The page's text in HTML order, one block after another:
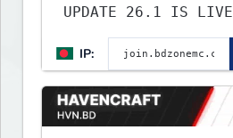
UPDATE 26.1 IS LIVE
IP: